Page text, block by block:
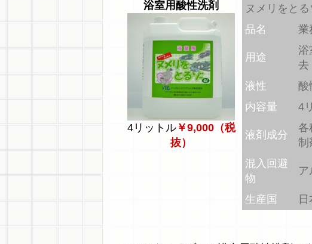
浴室用酸性洗剤
4リットル￥9,000（税
抜）
ヌメリをとる
品名
業
用途
浴
去
液性
酸
内容量
4
液剤成分
各
制
混入回避
物
ア
生産国 日